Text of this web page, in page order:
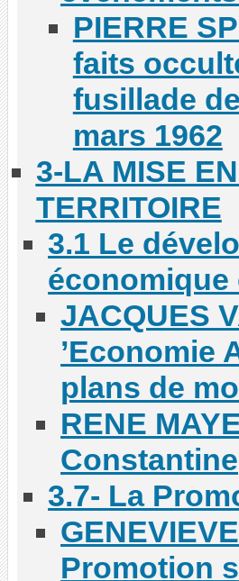
PIERRE
faits
fusillade
mars 1962
3-LA MISE
TERRITOIRE
3.1 Le
économique
JACQUES
’Economie
plans de
RENE
Constantine
3.7- La
Promotion